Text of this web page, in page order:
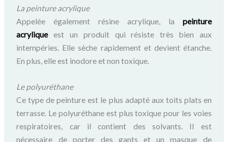
La peinture acrylique
Appelée également résine acrylique, la peinture
acryliqueest un produit qui résiste très bien aux
intempéries. Elle sèche rapidement et devient étanche.
En plus, elle est inodore et non toxique.
Lepolyuréthane
Ce type de peinture est le plus adapté aux toits plats en
terrasse. Le polyuréthane est plus toxique pour les voies
respiratoires, car il contient des solvants. Il est
nécessaire de porter des gants et un masque de